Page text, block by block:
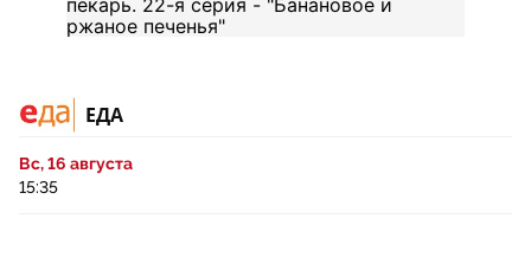
ЕДА
Вс, 16 августа
15:35